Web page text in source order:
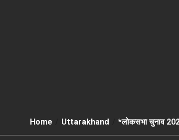
Home Uttarakhand *लोकसभा चुनाव